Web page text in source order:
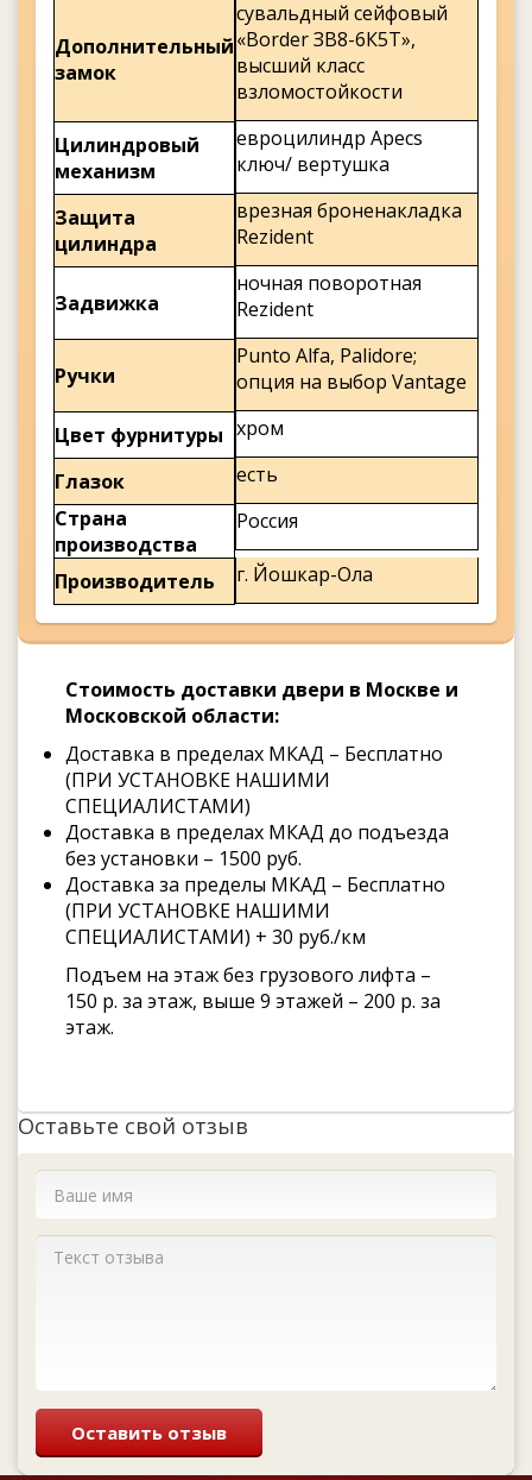
Дополнительный
замок
сувальдный сейфовый
«Border ЗВ8-6К5Т»,
высший класс
взломостойкости
Цилиндровый
механизм
евроцилиндр Apecs
ключ/ вертушка
Защита
цилиндра
врезная броненакладка
Rezident
Задвижка
ночная поворотная
Rezident
Ручки
Punto Alfa, Palidore;
опция на выбор Vantage
Цвет фурнитуры хром
Глазок
есть
Страна
производства
Россия
Производитель г. Йошкар-Ола
Стоимость доставки двери в Москве и
Московской области:
Доставка в пределах МКАД – Бесплатно
(ПРИ УСТАНОВКЕ НАШИМИ
СПЕЦИАЛИСТАМИ)
Доставка в пределах МКАД до подъезда
без установки – 1500 руб.
Доставка за пределы МКАД – Бесплатно
(ПРИ УСТАНОВКЕ НАШИМИ
СПЕЦИАЛИСТАМИ) + 30 руб./км
Подъем на этаж без грузового лифта –
150 р. за этаж, выше 9 этажей – 200 р. за
этаж.
Оставьте свой отзыв
Оставить отзыв